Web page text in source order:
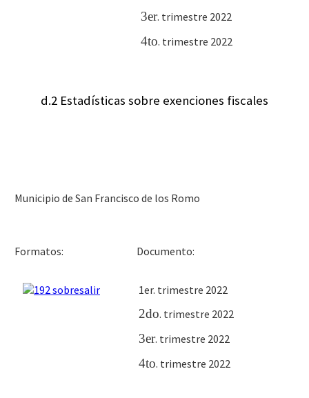
3er. trimestre 2022
4to. trimestre 2022
d.2 Estadísticas sobre exenciones fiscales
Municipio de San Francisco de los Romo
Formatos:
1er. trimestre 2022
2do. trimestre 2022
3er. trimestre 2022
4to. trimestre 2022